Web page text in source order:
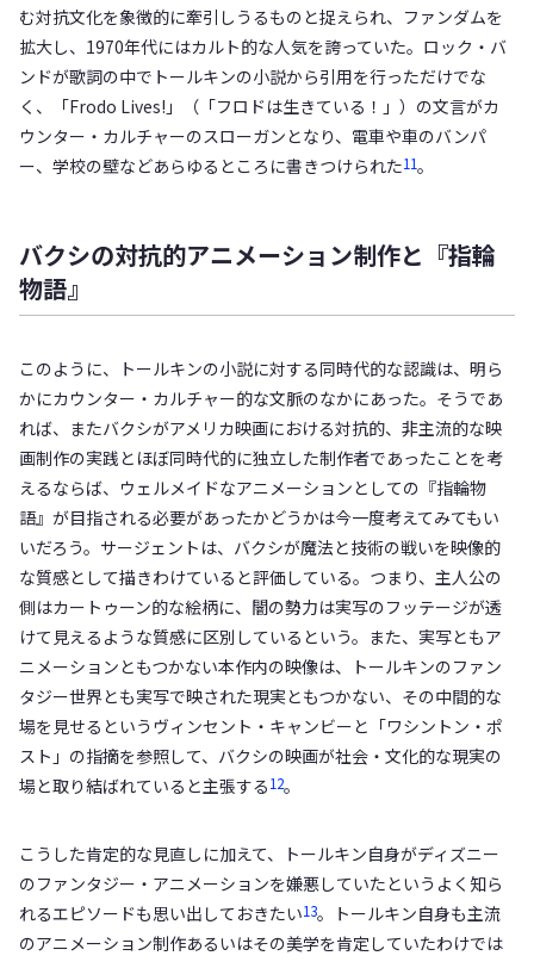
む対抗文化を象徴的に牽引しうるものと捉えられ、ファンダムを
拡大し、1970年代にはカルト的な人気を誇っていた。ロック・バ
ンドが歌詞の中でトールキンの小説から引用を行っただけでな
く、「Frodo Lives!」（「フロドは生きている！」）の文言がカ
ウンター・カルチャーのスローガンとなり、電車や車のバンパ
ー、学校の壁などあらゆるところに書きつけられた11。
バクシの対抗的アニメーション制作と『指輪
物語』
このように、トールキンの小説に対する同時代的な認識は、明ら
かにカウンター・カルチャー的な文脈のなかにあった。そうであ
れば、またバクシがアメリカ映画における対抗的、非主流的な映
画制作の実践とほぼ同時代的に独立した制作者であったことを考
えるならば、ウェルメイドなアニメーションとしての『指輪物
語』が目指される必要があったかどうかは今一度考えてみてもい
いだろう。サージェントは、バクシが魔法と技術の戦いを映像的
な質感として描きわけていると評価している。つまり、主人公の
側はカートゥーン的な絵柄に、闇の勢力は実写のフッテージが透
けて見えるような質感に区別しているという。また、実写ともア
ニメーションともつかない本作内の映像は、トールキンのファン
タジー世界とも実写で映された現実ともつかない、その中間的な
場を見せるというヴィンセント・キャンビーと「ワシントン・ポ
スト」の指摘を参照して、バクシの映画が社会・文化的な現実の
場と取り結ばれていると主張する12。
こうした肯定的な見直しに加えて、トールキン自身がディズニー
のファンタジー・アニメーションを嫌悪していたというよく知ら
れるエピソードも思い出しておきたい13。トールキン自身も主流
のアニメーション制作あるいはその美学を肯定していたわけでは